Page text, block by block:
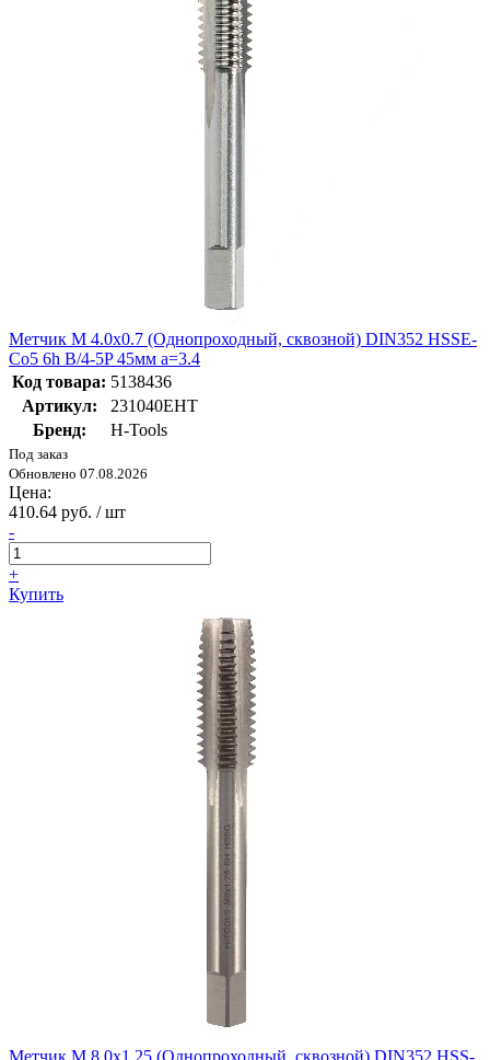
Метчик М 4.0х0.7 (Однопроходный, сквозной) DIN352 HSSE-
Co5 6h B/4-5P 45мм a=3.4
Код товара: 5138436
Артикул:
231040EHT
Бренд:
H-Tools
Под заказ
Обновлено 07.08.2026
Цена:
410.64 руб. / шт
-
+
Купить